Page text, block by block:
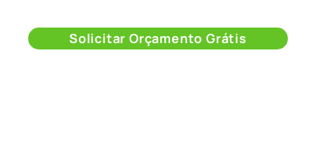
Solicitar Orçamento Grátis